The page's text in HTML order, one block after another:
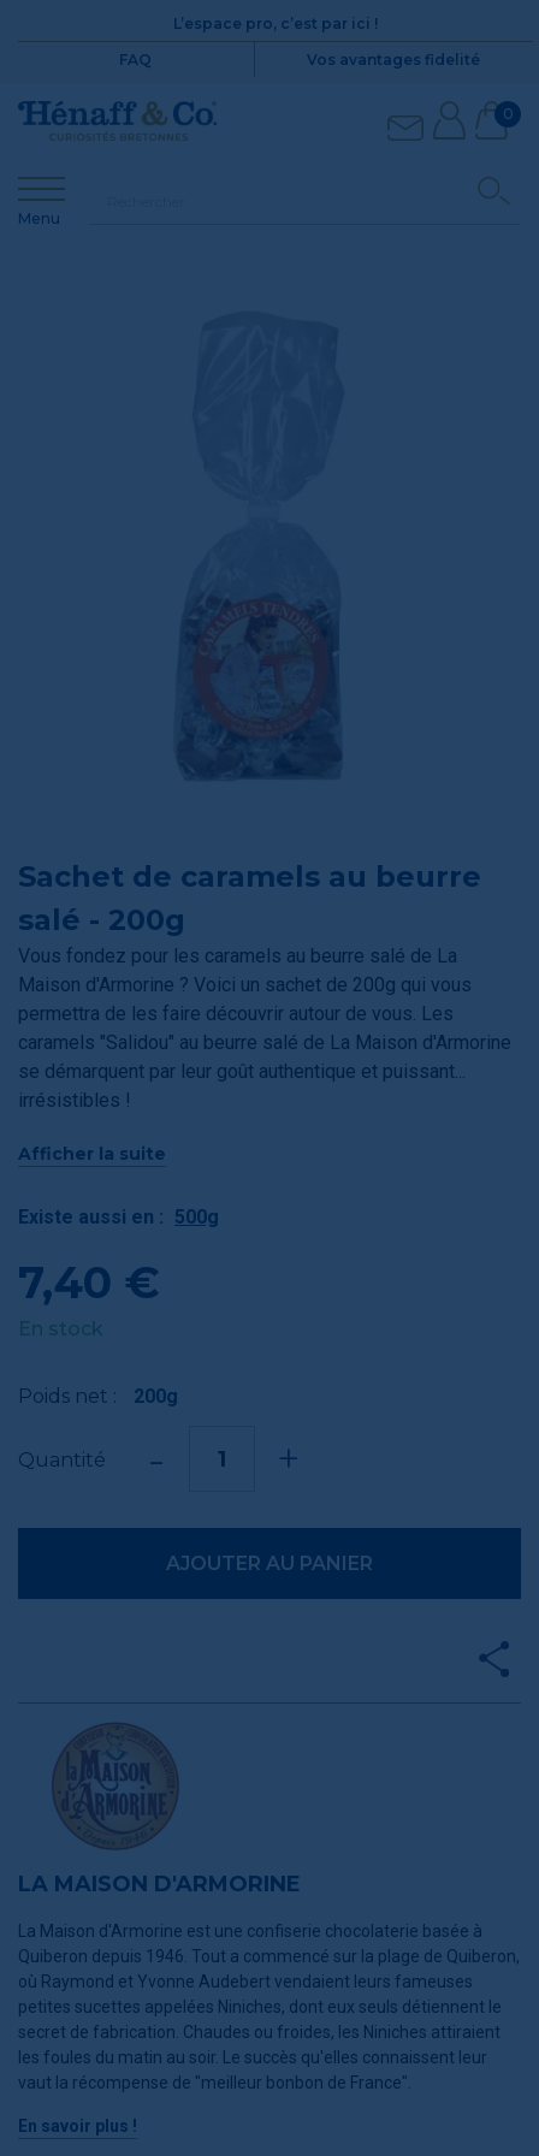
L’espace pro, c’est par ici !
FAQ
Vos avantages fidelité
0
Menu
Sachet de caramels au beurre
salé - 200g
Vous fondez pour les caramels au beurre salé de La
Maison d'Armorine ? Voici un sachet de 200g qui vous
permettra de les faire découvrir autour de vous. Les
caramels "Salidou" au beurre salé de La Maison d'Armorine
se démarquent par leur goût authentique et puissant...
irrésistibles !
26 bonbons de 7g.
Afficher la suite
Existe aussi en : 500g
7,40 €
En stock
Poids net : 200g
Quantité - +
AJOUTER AU PANIER
LA MAISON D'ARMORINE
La Maison d'Armorine est une confiserie chocolaterie basée à
Quiberon depuis 1946. Tout a commencé sur la plage de Quiberon,
où Raymond et Yvonne Audebert vendaient leurs fameuses
petites sucettes appelées Niniches, dont eux seuls détiennent le
secret de fabrication. Chaudes ou froides, les Niniches attiraient
les foules du matin au soir. Le succès qu'elles connaissent leur
vaut la récompense de "meilleur bonbon de France".
En savoir plus !